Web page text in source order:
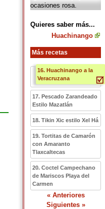
ocasiones rosa.
Quieres saber más...
Huachinango
Más recetas
16. Huachinango a la
Veracruzana
17. Pescado Zarandeado
Estilo Mazatlán
18. Tikin Xic estilo Xel Há
19. Tortitas de Camarón
con Amaranto
Tlaxcaltecas
20. Coctel Campechano
de Mariscos Playa del
Carmen
« Anteriores
Siguientes »